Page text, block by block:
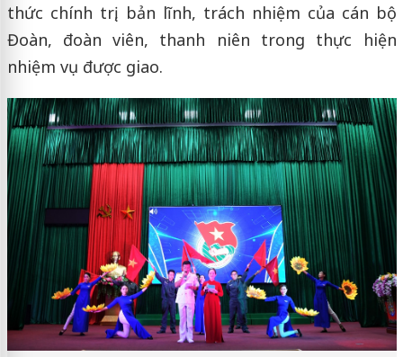
thức chính trị, bản lĩnh, trách nhiệm của cán bộ
Đoàn, đoàn viên, thanh niên trong thực hiện
nhiệm vụ được giao.